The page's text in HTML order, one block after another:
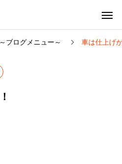
ブログメニュー～ 車は仕上げ